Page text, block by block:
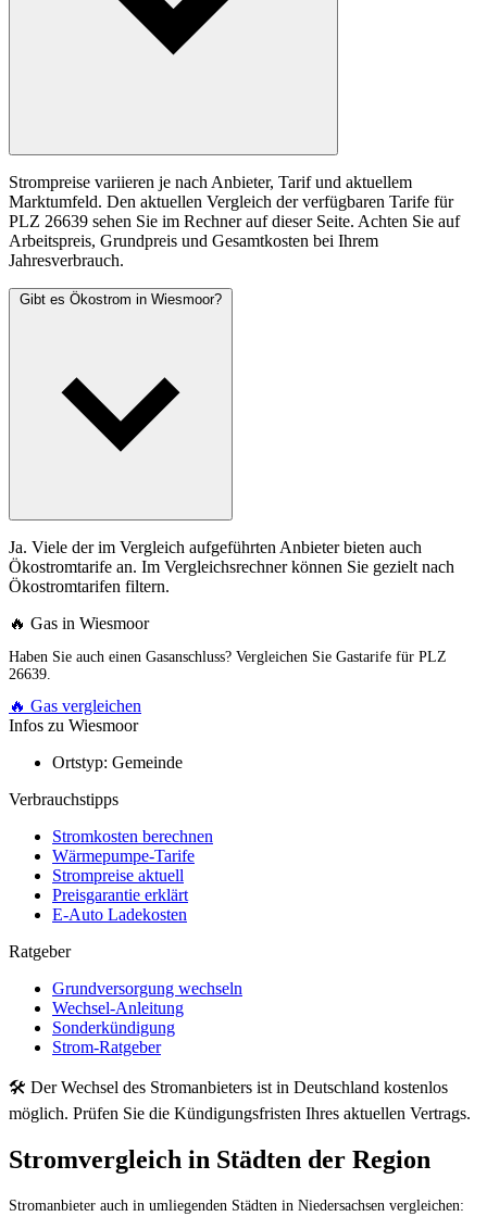
Strompreise variieren je nach Anbieter, Tarif und aktuellem
Marktumfeld. Den aktuellen Vergleich der verfügbaren Tarife für
PLZ 26639 sehen Sie im Rechner auf dieser Seite. Achten Sie auf
Arbeitspreis, Grundpreis und Gesamtkosten bei Ihrem
Jahresverbrauch.
Gibt es Ökostrom in Wiesmoor?
Ja. Viele der im Vergleich aufgeführten Anbieter bieten auch
Ökostromtarife an. Im Vergleichsrechner können Sie gezielt nach
Ökostromtarifen filtern.
🔥 Gas in Wiesmoor
Haben Sie auch einen Gasanschluss? Vergleichen Sie Gastarife für PLZ
26639.
🔥 Gas vergleichen
Infos zu Wiesmoor
Ortstyp: Gemeinde
Verbrauchstipps
Stromkosten berechnen
Wärmepumpe-Tarife
Strompreise aktuell
Preisgarantie erklärt
E-Auto Ladekosten
Ratgeber
Grundversorgung wechseln
Wechsel-Anleitung
Sonderkündigung
Strom-Ratgeber
🛠 Der Wechsel des Stromanbieters ist in Deutschland kostenlos
möglich. Prüfen Sie die Kündigungsfristen Ihres aktuellen Vertrags.
Stromvergleich in Städten der Region
Stromanbieter auch in umliegenden Städten in Niedersachsen vergleichen: